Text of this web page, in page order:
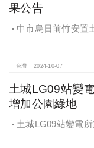
果公告
中市烏日前竹安置
台灣 2024-10-07
土城LG09站變
增加公園綠地
土城LG09站變電